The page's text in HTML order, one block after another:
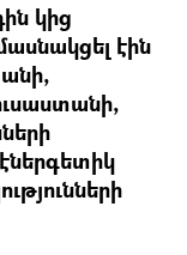
կից
էին